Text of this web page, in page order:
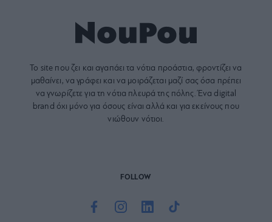
Το site που ζει και αγαπάει τα νότια προάστια, φροντίζει να
μαθαίνει, να γράφει και να μοιράζεται μαζί σας όσα πρέπει
να γνωρίζετε για τη νότια πλευρά της πόλης. Ένα digital
brand όχι μόνο για όσους είναι αλλά και για εκείνους που
νιώθουν νότιοι.
FOLLOW